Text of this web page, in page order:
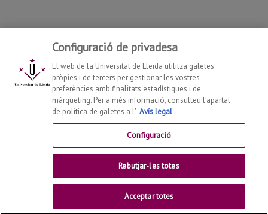
Departament d'Enginyeria Informàtica i Disseny Digital
© | Telf: +34 973 70 27 55
Contactar
Universitat de Lleida
Configuració de privadesa
El web de la Universitat de Lleida utilitza galetes
pròpies i de tercers per gestionar les vostres
preferències amb finalitats estadístiques i de
màrqueting. Per a més informació, consulteu l’apartat
de política de galetes a l' Avís legal
Configuració
Rebutjar-les totes
Acceptar totes